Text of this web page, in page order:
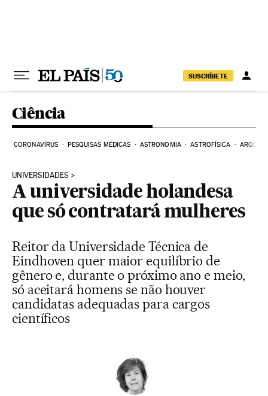
SUSCRÍBETE
Ciência
CORONAVÍRUS PESQUISAS MÉDICAS ASTRONOMIA ASTROFÍSICA
UNIVERSIDADES
A universidade holandesa
que só contratará mulheres
Reitor da Universidade Técnica de
Eindhoven quer maior equilíbrio de
gênero e, durante o próximo ano e meio,
só aceitará homens se não houver
candidatas adequadas para cargos
científicos